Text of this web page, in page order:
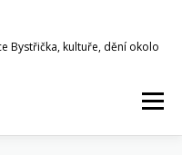
Bystřička, kultuře, dění okolo
Menu